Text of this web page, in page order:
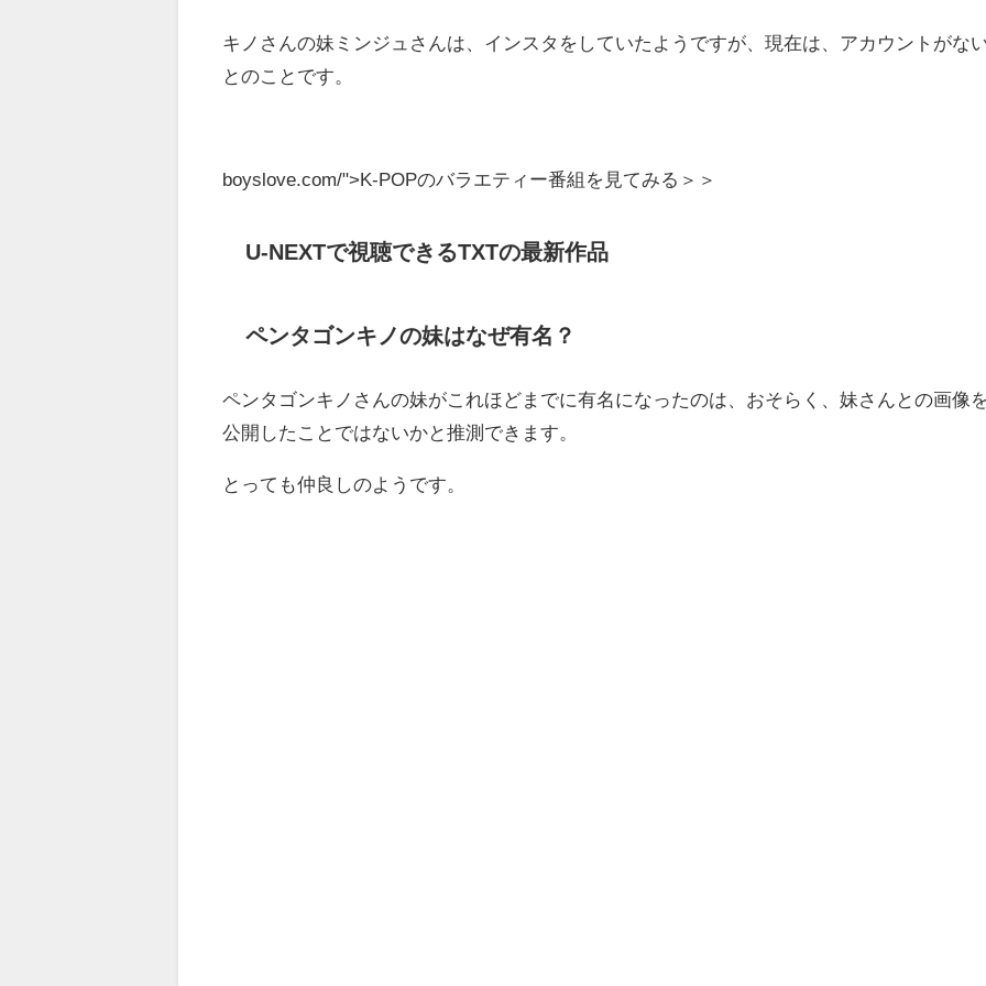
キノさんの妹ミンジュさんは、インスタをしていたようですが、現在は、アカウントがな
とのことです。
boyslove.com/">K-POPのバラエティー番組を見てみる＞＞
U-NEXTで視聴できるTXTの最新作品
ペンタゴンキノの妹はなぜ有名？
ペンタゴンキノさんの妹がこれほどまでに有名になったのは、おそらく、妹さんとの画像
公開したことではないかと推測できます。
とっても仲良しのようです。